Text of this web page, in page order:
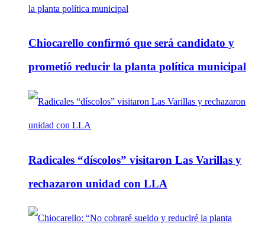
Chiocarello confirmó que será candidato y
prometió reducir la planta política municipal
Radicales “díscolos” visitaron Las Varillas y
rechazaron unidad con LLA